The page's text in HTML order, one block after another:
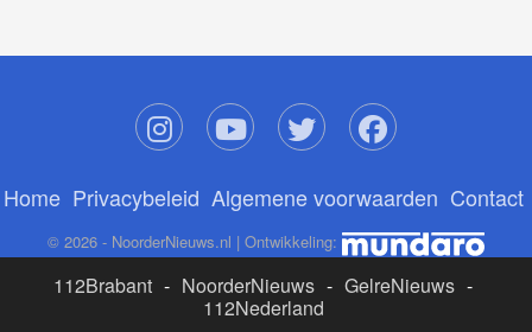
Home Privacybeleid Algemene voorwaarden Contact
© 2026 - NoorderNieuws.nl | Ontwikkeling:
112Brabant - NoorderNieuws - GelreNieuws -
112Nederland